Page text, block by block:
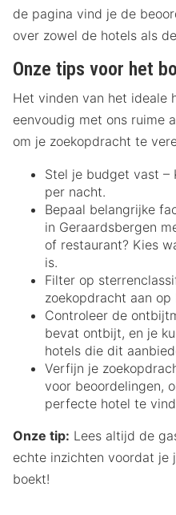
de pagina vind je de
over zowel de hotels als
Onze tips voor het
Het vinden van het ideale
eenvoudig met ons ruime
om je zoekopdracht te
Stel je budget vast –
per nacht.
Bepaal belangrijke
in Geraardsbergen
of restaurant? Kies
is.
Filter op
zoekopdracht aan
Controleer de
bevat ontbijt, en je
hotels die dit
Verfijn je
voor beoordelingen,
perfecte hotel te
Onze tip: Lees altijd de
echte inzichten voordat je
boekt!